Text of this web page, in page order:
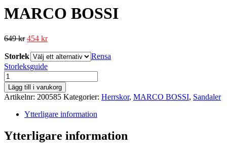
MARCO BOSSI
649kr 454 kr
Storlek
Rensa
Storleksguide
MARCO
BOSSI
mängd
Lägg till i varukorg
Artikelnr: 200585 Kategorier: Herrskor, MARCO BOSSI, Sandaler
Ytterligare information
Ytterligare information